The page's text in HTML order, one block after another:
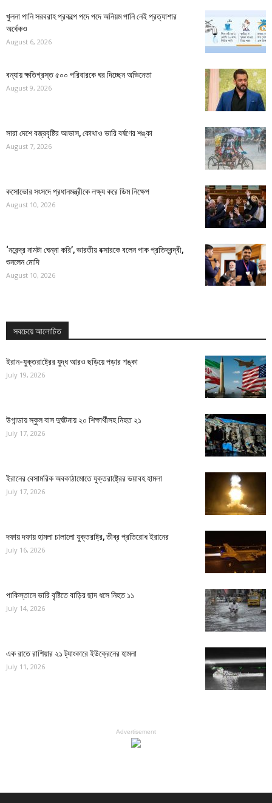
খুলনা পানি সরবরাহ প্রকল্পে পদে পদে অনিয়ম পানি নেই প্রত্যাশার
অর্ধেকও
August 6, 2026
বন্যায় ক্ষতিগ্রস্ত ৫০০ পরিবারকে ঘর দিচ্ছেন অভিনেতা
August 9, 2026
সারা দেশে বজ্রবৃষ্টির আভাস, কোথাও ভারি বর্ষণের শঙ্কা
August 7, 2026
কসোভোর সংসদে প্রধানমন্ত্রীকে লক্ষ্য করে ডিম নিক্ষেপ
August 10, 2026
‘নরেন্দ্র নামটা ঘেন্না করি’, ভারতীয় বক্সারকে বলেন পাক প্রতিদ্বন্দ্বী,
শুনলেন মোদি
August 10, 2026
সবচেয়ে আলোচিত
ইরান-যুক্তরাষ্ট্রের যুদ্ধ আরও ছড়িয়ে পড়ার শঙ্কা
July 19, 2026
উগান্ডায় স্কুল বাস দুর্ঘটনায় ২০ শিক্ষার্থীসহ নিহত ২১
July 17, 2026
ইরানের বেসামরিক অবকাঠামোতে যুক্তরাষ্ট্রের ভয়াবহ হামলা
July 17, 2026
দফায় দফায় হামলা চালালো যুক্তরাষ্ট্র, তীব্র প্রতিরোধ ইরানের
July 16, 2026
পাকিস্তানে ভারি বৃষ্টিতে বাড়ির ছাদ ধসে নিহত ১১
July 14, 2026
এক রাতে রাশিয়ার ২১ ট্যাংকারে ইউক্রেনের হামলা
July 11, 2026
Advertisement